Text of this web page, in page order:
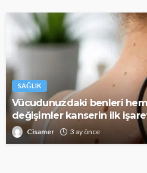
SAĞLIK
Vücudunuzdaki benleri
değişimler kanserin ilk
Cisamer 3 ay önce